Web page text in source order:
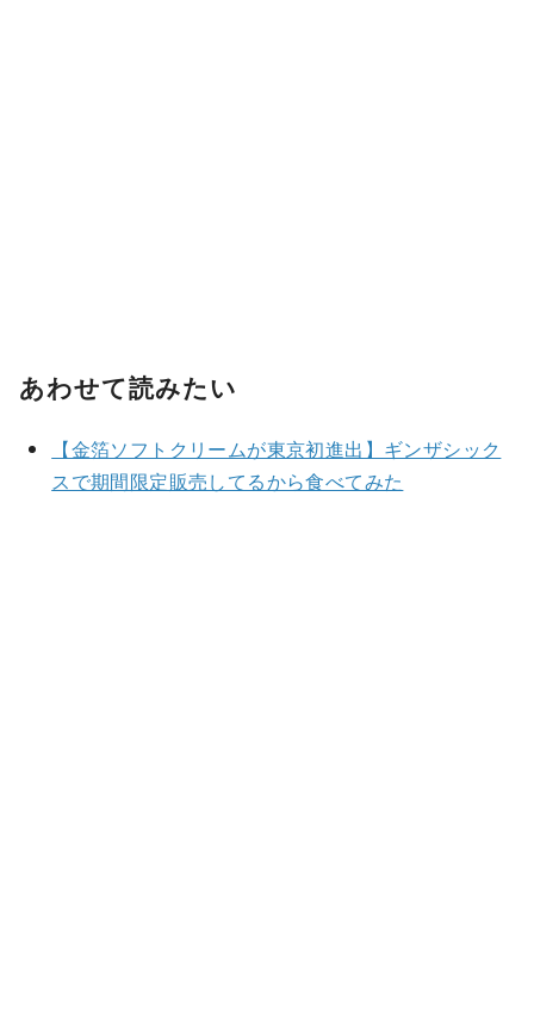
あわせて読みたい
【金箔ソフトクリームが東京初進出】ギンザシック
スで期間限定販売してるから食べてみた